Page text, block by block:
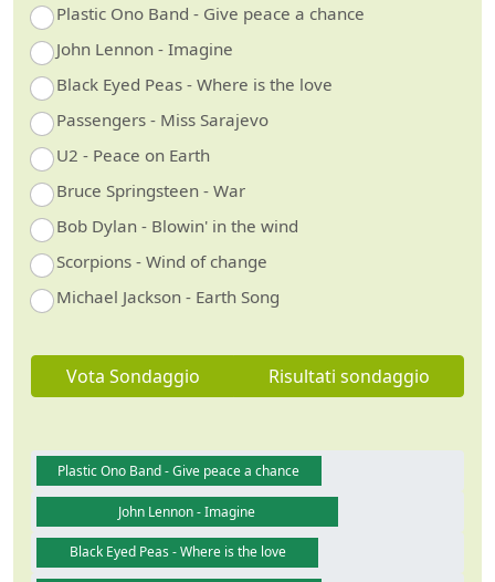
Plastic Ono Band - Give peace a chance
John Lennon - Imagine
Black Eyed Peas - Where is the love
Passengers - Miss Sarajevo
U2 - Peace on Earth
Bruce Springsteen - War
Bob Dylan - Blowin' in the wind
Scorpions - Wind of change
Michael Jackson - Earth Song
Vota Sondaggio Risultati sondaggio
Plastic Ono Band - Give peace a chance
John Lennon - Imagine
Black Eyed Peas - Where is the love